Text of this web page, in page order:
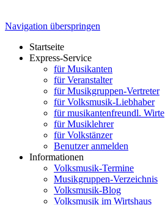
Navigation überspringen
Startseite
Express-Service
für Musikanten
für Veranstalter
für Musikgruppen-Vertreter
für Volksmusik-Liebhaber
für musikantenfreundl. Wirte
für Musiklehrer
für Volkstänzer
Benutzer anmelden
Informationen
Volksmusik-Termine
Musikgruppen-Verzeichnis
Volksmusik-Blog
Volksmusik im Wirtshaus